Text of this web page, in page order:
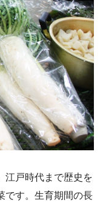
江戸時代まで歴史を
です。生育期間の長